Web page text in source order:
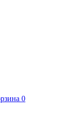
0